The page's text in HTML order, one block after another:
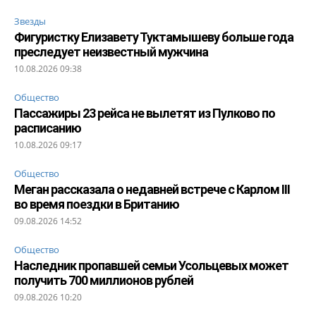
Звезды
Фигуристку Елизавету Туктамышеву больше года
преследует неизвестный мужчина
10.08.2026 09:38
Общество
Пассажиры 23 рейса не вылетят из Пулково по
расписанию
10.08.2026 09:17
Общество
Меган рассказала о недавней встрече с Карлом III
во время поездки в Британию
09.08.2026 14:52
Общество
Наследник пропавшей семьи Усольцевых может
получить 700 миллионов рублей
09.08.2026 10:20